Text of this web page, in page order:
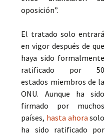
oposición”.
El tratado solo entrará
en vigor después de que
haya sido formalmente
ratificado por 50
estados miembros de la
ONU. Aunque ha sido
firmado por muchos
países, hasta ahorasolo
ha sido ratificado por